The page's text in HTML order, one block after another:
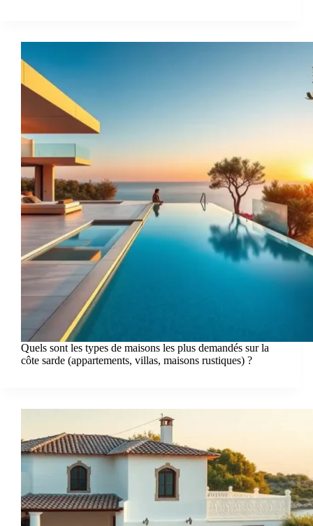
Quels sont les types de maisons les plus demandés sur la
côte sarde (appartements, villas, maisons rustiques) ?